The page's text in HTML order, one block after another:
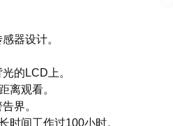
器设计。
的LCD上。
离观看。
界。
时间工作过100小时。